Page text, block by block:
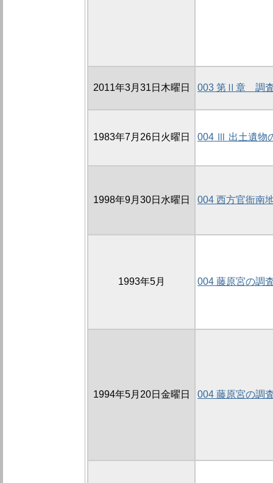
2011年3月31日木曜日 003 第Ⅱ章 調
1983年7月26日火曜日 004 Ⅲ 出土遺物
1998年9月30日水曜日 004 西方官衙南
1993年5月 004 藤原宮の調
1994年5月20日金曜日 004 藤原宮の調